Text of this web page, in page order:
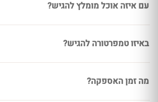
עם איזה אוכל מומלץ להגיש?
באיזו טמפרטורה להגיש?
מה זמן האספקה?